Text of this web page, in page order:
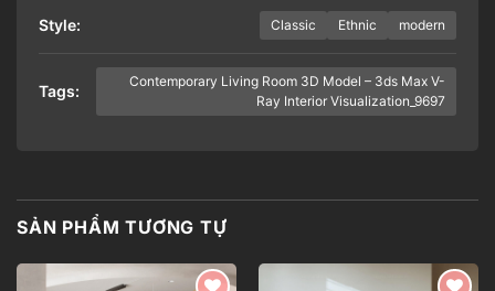
Style: Classic Ethnic modern
Tags:
Contemporary Living Room 3D Model – 3ds Max V-
Ray Interior Visualization_9697
SẢN PHẨM TƯƠNG TỰ